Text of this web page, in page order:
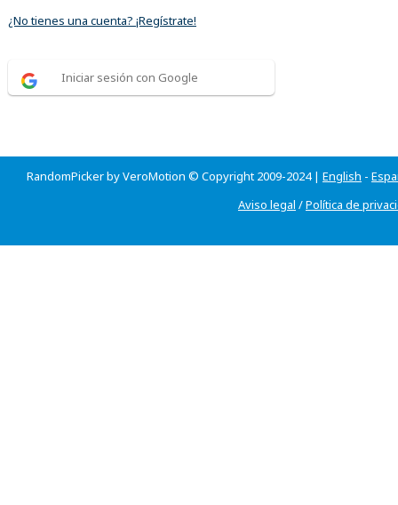
¿No tienes una cuenta? ¡Regístrate!
Iniciar sesión con Google
RandomPicker by VeroMotion © Copyright 2009-2024 | English -
Aviso legal /Política de